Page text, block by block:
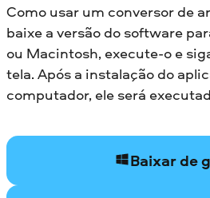
Como usar um conversor de
baixe a versão do software
ou Macintosh, execute-o e
tela. Após a instalação do
computador, ele será
Baixar de